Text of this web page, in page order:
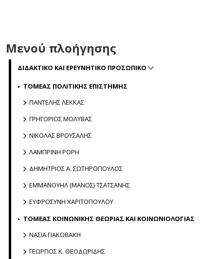
Μενού πλοήγησης
ΔΙΔΑΚΤΙΚΟ ΚΑΙ ΕΡΕΥΝΗΤΙΚΟ ΠΡΟΣΩΠΙΚΟ
ΤΟΜΕΑΣ ΠΟΛΙΤΙΚΗΣ ΕΠΙΣΤΗΜΗΣ
ΠΑΝΤΕΛΗΣ ΛΕΚΚΑΣ
ΓΡΗΓΟΡΙΟΣ ΜΟΛΥΒΑΣ
ΝΙΚΟΛΑΣ ΒΡΟΥΣΑΛΗΣ
ΛΑΜΠΡΙΝΗ ΡΟΡΗ
ΔΗΜΗΤΡΙΟΣ Α. ΣΩΤΗΡΟΠΟΥΛΟΣ
ΕΜΜΑΝΟΥΗΛ (ΜΑΝΟΣ) ΤΣΑΤΣΑΝΗΣ
ΕΥΦΡΟΣΥΝΗ ΧΑΡΙΤΟΠΟΥΛΟΥ
ΤΟΜΕΑΣ ΚΟΙΝΩΝΙΚΗΣ ΘΕΩΡΙΑΣ ΚΑΙ ΚΟΙΝΩΝΙΟΛΟΓΙΑΣ
ΝΑΣΙΑ ΓΙΑΚΩΒΑΚΗ
ΓΕΩΡΓΙΟΣ Κ. ΘΕΟΔΩΡΙΔΗΣ